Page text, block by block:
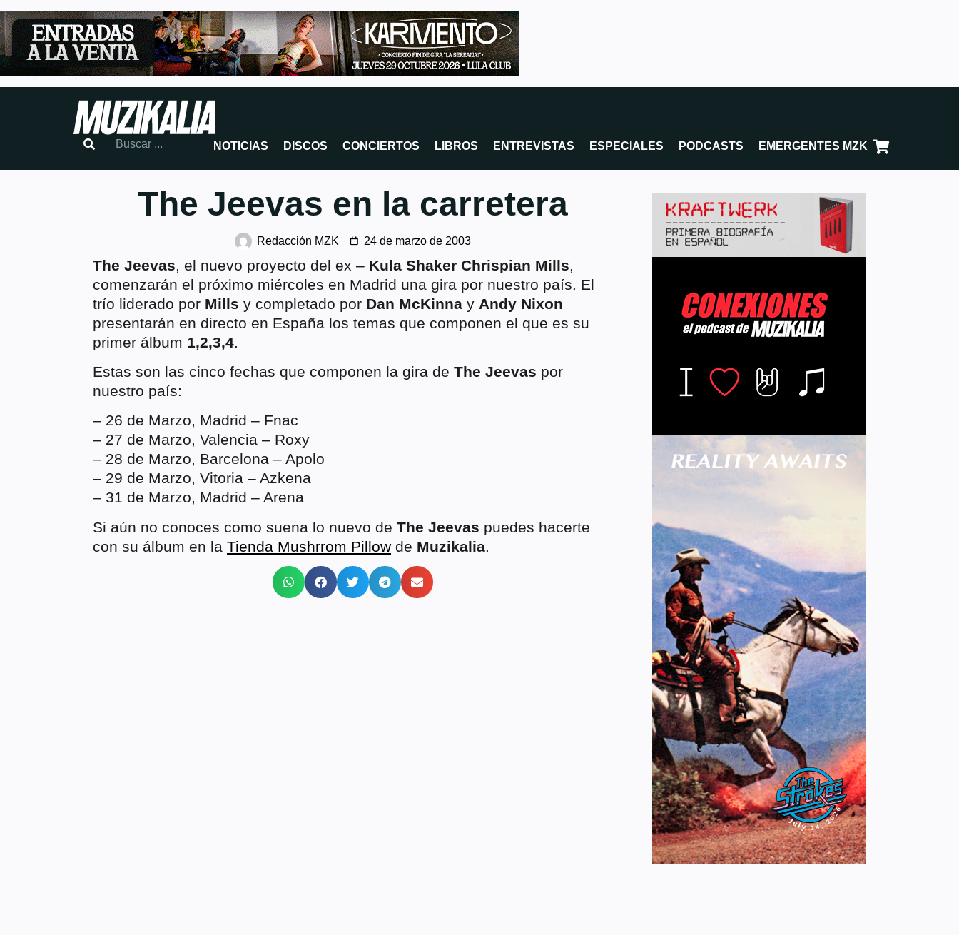
NOTICIAS DISCOS CONCIERTOS LIBROS ENTREVISTAS ESPECIALES PODCASTS EMERGENTES MZK
The Jeevas en la carretera
Redacción MZK 24 de marzo de 2003
The Jeevas , el nuevo proyecto del ex – Kula Shaker Chrispian Mills
comenzarán el próximo miércoles en Madrid una gira por nuestro país. El
trío liderado por Mills y completado por Dan McKinna y Andy Nixon
presentarán en directo en España los temas que componen el que es su
primer álbum 1,2,3,4
Estas son las cinco fechas que componen la gira de The Jeevas por
nuestro país:
– 26 de Marzo, Madrid – Fnac
– 27 de Marzo, Valencia – Roxy
– 28 de Marzo, Barcelona – Apolo
– 29 de Marzo, Vitoria – Azkena
– 31 de Marzo, Madrid – Arena
Si aún no conoces como suena lo nuevo de The Jeevas puedes hacerte
con su álbum en la Tienda Mushrrom Pillow de Muzikalia.